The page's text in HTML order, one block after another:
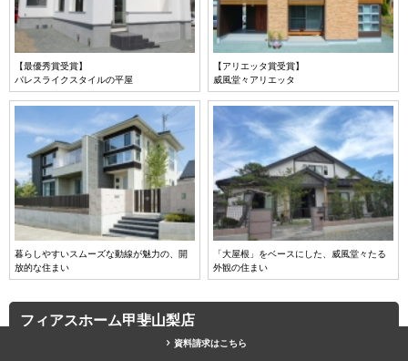
【最優秀賞受賞】
パレスライクスタイルの平屋
【アリエッタ賞受賞】
威風堂々アリエッタ
暮らしやすいスムーズな動線が魅力の、開
放的な住まい
「大屋根」をベースにした、威風堂々たる
外観の住まい
フィアスホーム甲斐山梨店
資料請求はこちら